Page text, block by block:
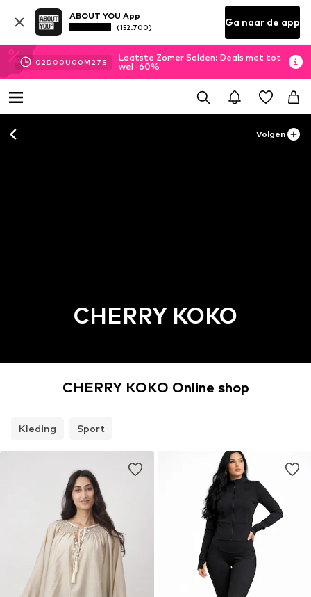
ABOUT YOU App
(152.700) Ga naar de app
02D 00U 00M 25 S
Laatste Zomer Solden: Deals met tot
wel -60%
Volgen
CHERRY KOKO
CHERRY KOKO Online shop
Kleding Sport